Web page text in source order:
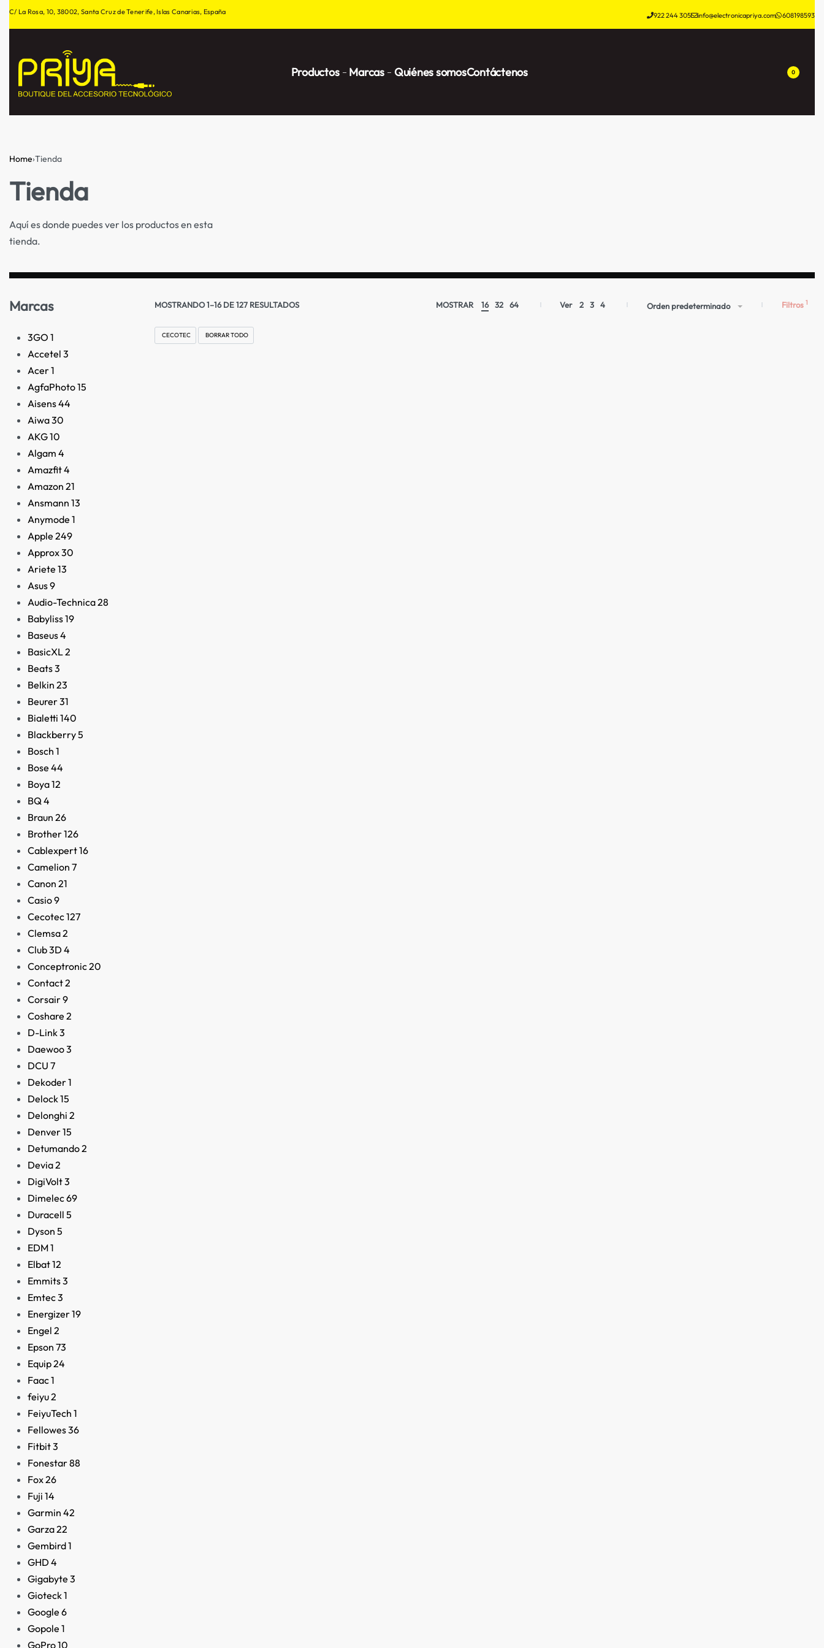
C/ La Rosa, 10, 38002, Santa Cruz de Tenerife, Islas Canarias, España 922 244 305 info@electronicapriya.com 608198593
Productos Marcas Quiénes somosContáctenos 0
Home›Tienda
Tienda
Aquí es donde puedes ver los productos en esta
tienda.
Marcas
3GO 1
Accetel 3
Acer1
AgfaPhoto15
Aisens44
Aiwa30
AKG10
Algam 4
Amazfit4
Amazon 21
Ansmann 13
Anymode 1
Apple 249
Approx30
Ariete 13
Asus9
Audio-Technica28
Babyliss19
Baseus4
BasicXL2
Beats3
Belkin 23
Beurer31
Bialetti 140
Blackberry5
Bosch 1
Bose 44
Boya12
BQ4
Braun 26
Brother126
Cablexpert16
Camelion 7
Canon 21
Casio9
Cecotec127
Clemsa2
Club 3D 4
Conceptronic20
Contact2
Corsair9
Coshare 2
D-Link3
Daewoo3
DCU 7
Dekoder1
Delock15
Delonghi 2
Denver15
Detumando2
Devia2
DigiVolt3
Dimelec69
Duracell 5
Dyson 5
EDM1
Elbat12
Emmits3
Emtec3
Energizer19
Engel 2
Epson 73
Equip24
Faac1
feiyu2
FeiyuTech 1
Fellowes36
Fitbit3
Fonestar88
Fox26
Fuji 14
Garmin 42
Garza22
Gembird1
GHD 4
Gigabyte 3
Gioteck1
Google 6
Gopole 1
GoPro10
MOSTRANDO 1–16 DE 127 RESULTADOS MOSTRAR 16 32 64 Ver 2 3 4 Orden predeterminado Filtros
CECOTEC BORRAR TODO